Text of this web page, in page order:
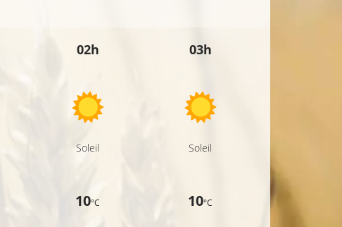
02h
Soleil
10°C
03h
Soleil
10°C